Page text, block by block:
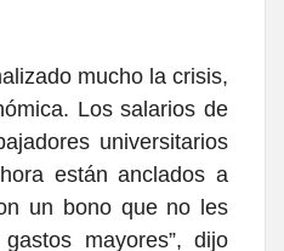
mucho la crisis,
Los salarios de
universitarios
están anclados a
un bono que no les
mayores”, dijo